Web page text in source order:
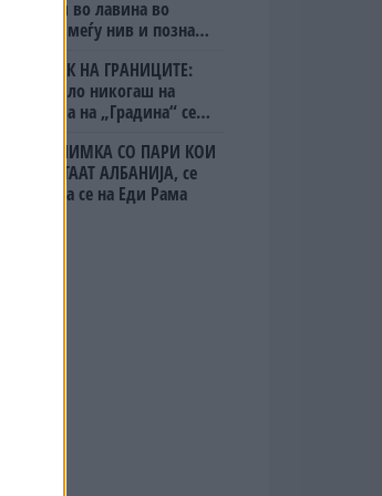
алпинисти во лавина во
Пакистан- меѓу нив и познат
БЕЛ ШТРАЈК НА ГРАНИЦИТЕ:
Вака не било никогаш на
„Евзони“, а на „Градина“ се
(Видео) СНИМКА СО ПАРИ КОИ
ЈА НАПУШТААТ АЛБАНИЈА, се
тврди дека се на Еди Рама